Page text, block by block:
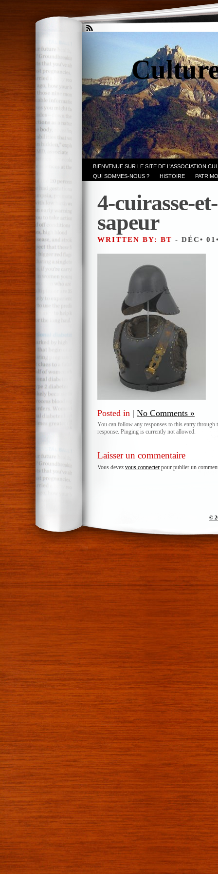
BIENVENUE SUR LE SITE DE L’ASSOCIATION
QUI SOMMES-NOUS ?
HISTOIRE
4-cuirasse-
sapeur
WRITTEN BY: BT - DÉC•
Posted in | No Comments »
You can follow any responses to this entry through
response. Pinging is currently not allowed.
Laisser un commentaire
Vous devez vous connecter pour publier un
©